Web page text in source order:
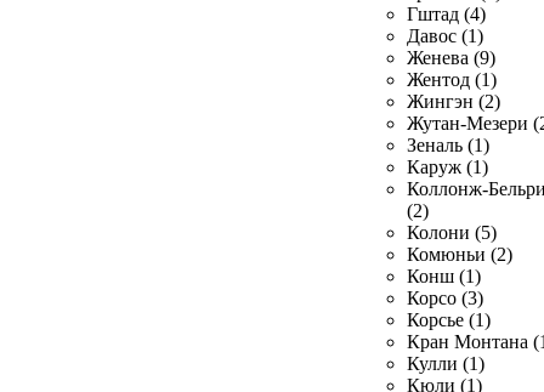
Гштад (4)
Давос (1)
Женева (9)
Жентод (1)
Жингэн (2)
Жутан-Мезери
Зеналь (1)
Каруж (1)
Коллонж-
(2)
Колони (5)
Комюньи (2)
Конш (1)
Корсо (3)
Корсье (1)
Кран Монтана
Кулли (1)
Кюли (1)